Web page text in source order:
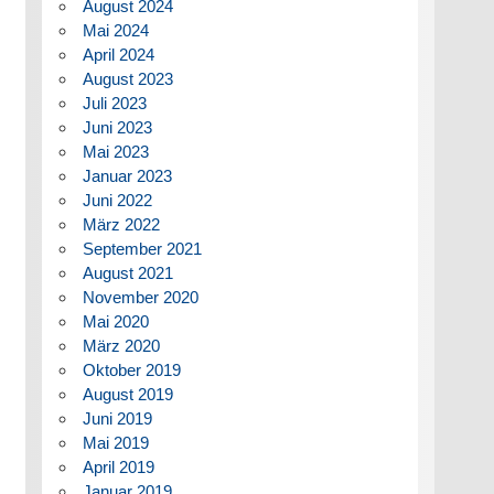
August 2024
Mai 2024
April 2024
August 2023
Juli 2023
Juni 2023
Mai 2023
Januar 2023
Juni 2022
März 2022
September 2021
August 2021
November 2020
Mai 2020
März 2020
Oktober 2019
August 2019
Juni 2019
Mai 2019
April 2019